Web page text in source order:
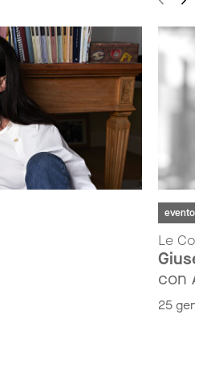
evento
Le
con
25